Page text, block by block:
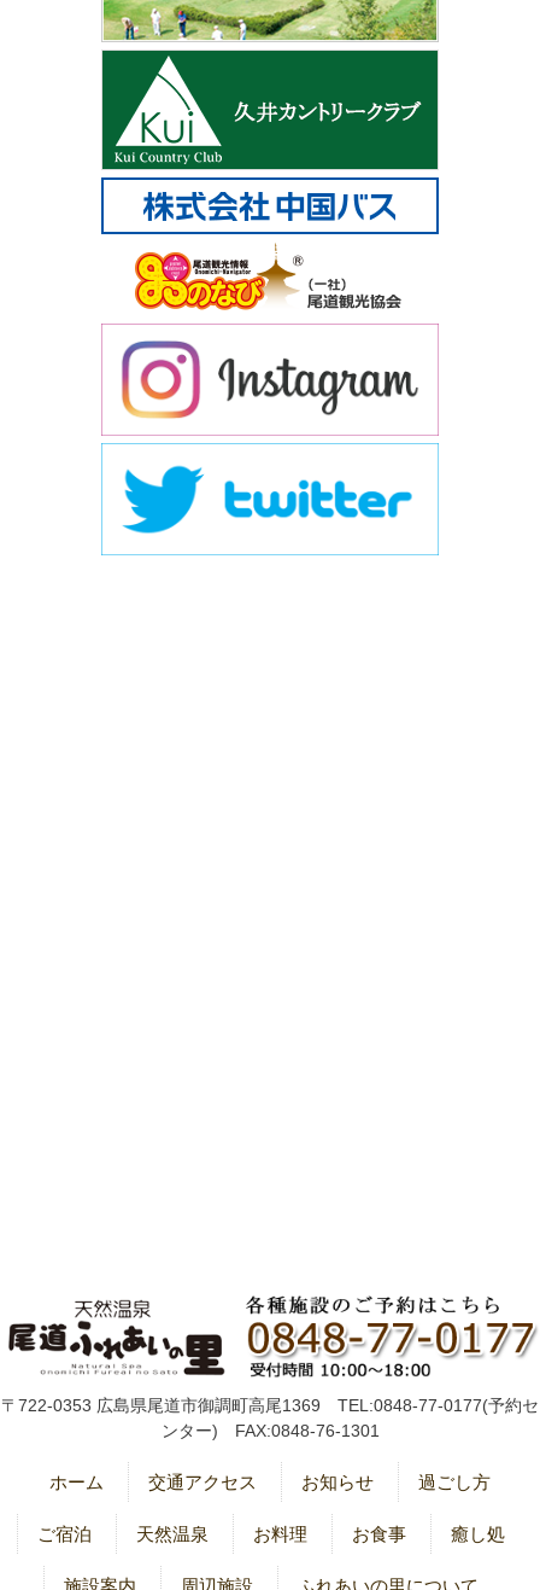
〒722-0353 広島県尾道市御調町高尾1369 TEL:0848-77-0177(予約セ
ンター) FAX:0848-76-1301
ホーム 交通アクセス お知らせ 過ごし方
ご宿泊 天然温泉 お料理 お食事 癒し処